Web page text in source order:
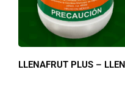
LLENAFRUT PLUS –